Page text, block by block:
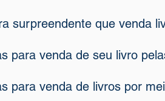
surpreendente que venda
para venda de seu livro
para venda de livros por